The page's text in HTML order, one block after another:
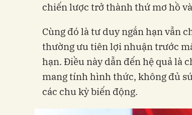
chiến lược trở thành thứ mơ hồ
Cùng đó là tư duy ngắn hạn vẫn
thường ưu tiên lợi nhuận trước
hạn. Điều này dẫn đến hệ quả là
mang tính hình thức, không đủ
các chu kỳ biến động.